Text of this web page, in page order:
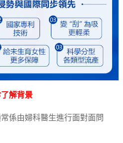
解背景
係由婦科醫生進行面對面問